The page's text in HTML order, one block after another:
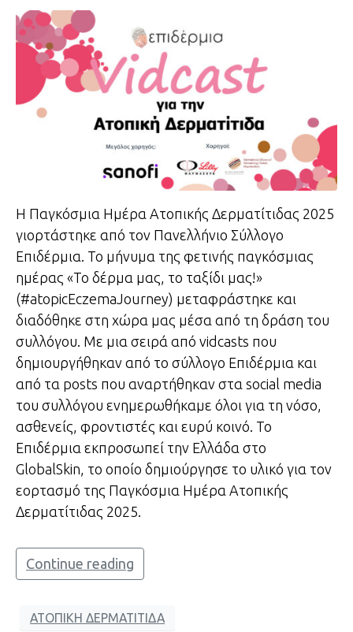
Η Παγκόσμια Ημέρα Ατοπικής Δερματίτιδας 2025
γιορτάστηκε από τον Πανελλήνιο Σύλλογο
Επιδέρμια. Το μήνυμα της φετινής παγκόσμιας
ημέρας «Το δέρμα μας, το ταξίδι μας!»
(#atopicEczemaJourney) μεταφράστηκε και
διαδόθηκε στη χώρα μας μέσα από τη δράση του
συλλόγου. Με μια σειρά από vidcasts που
δημιουργήθηκαν από το σύλλογο Επιδέρμια και
από τα posts που αναρτήθηκαν στα social media
του συλλόγου ενημερωθήκαμε όλοι για τη νόσο,
ασθενείς, φροντιστές και ευρύ κοινό. Το
Επιδέρμια εκπροσωπεί την Ελλάδα στο
GlobalSkin, το οποίο δημιούργησε το υλικό για τον
εορτασμό της Παγκόσμια Ημέρα Ατοπικής
Δερματίτιδας 2025.
Continue reading
ΑΤΟΠΙΚΗ ΔΕΡΜΑΤΙΤΙΔΑ